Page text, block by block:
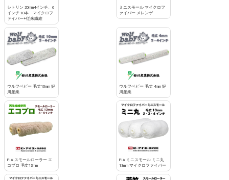
お買い物を続ける カートへ進む
シトリン 20mm4インチ、6
インチ 10本 マイクロフ
ァイバー+従来繊維
ミニスモール マイクロフ
ァイバー メレンゲ
ウルフベビー 毛丈10mm 好
川産業
ウルフベビー 毛丈 4mm 好
川産業
PIA スモールローラー エ
コプロ 毛丈13mm
PIA ミニスモール ミニ丸
13mm マイクロファイバー